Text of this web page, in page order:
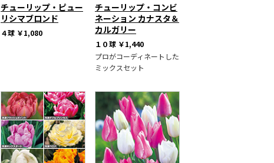
チューリップ・ピュー
リシマブロンド
４球 ￥1,080
チューリップ・コンビ
ネーション カナスタ＆
カルガリー
１０球 ￥1,440
プロがコーディネートした
ミックスセット